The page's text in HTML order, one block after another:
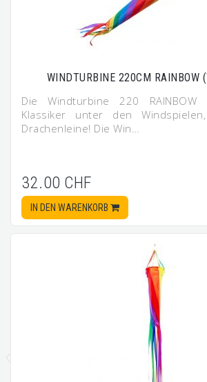
WINDTURBINE 220CM RAINBOW
Die Windturbine 220
Klassiker unter den
Drachenleine! Die Win…
32.00 CHF
IN DEN WARENKORB